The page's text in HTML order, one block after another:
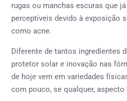
rugas ou manchas escuras que
perceptíveis devido à exposição
como acne.
Diferente de tantos ingredientes
protetor solar e inovação nas
de hoje vem em variedades
com pouco, se qualquer, aspecto